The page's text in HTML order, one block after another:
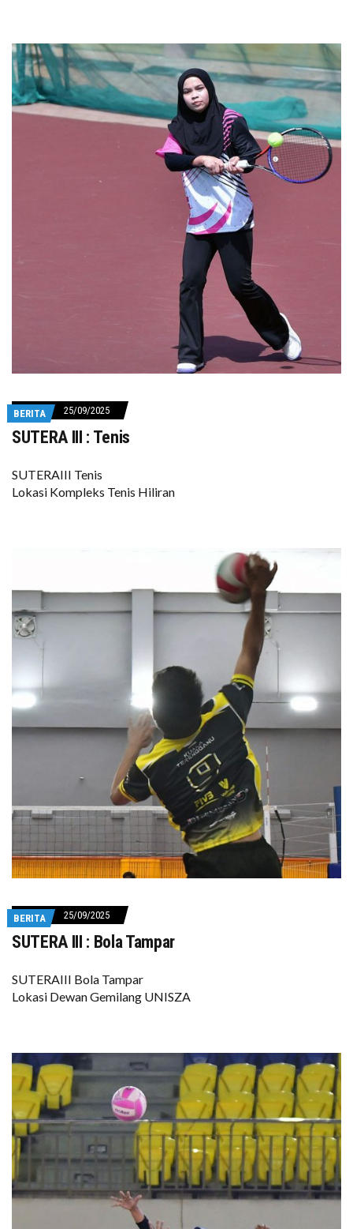
BERITA 25/09/2025
SUTERA III : Tenis
SUTERAIII Tenis
Lokasi Kompleks Tenis Hiliran
BERITA 25/09/2025
SUTERA III : Bola Tampar
SUTERAIII Bola Tampar
Lokasi Dewan Gemilang UNISZA